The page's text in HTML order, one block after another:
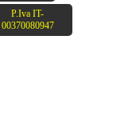
P.Iva IT-
00370080947